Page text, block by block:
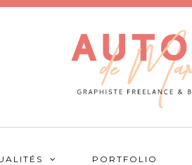
PORTFOLIO